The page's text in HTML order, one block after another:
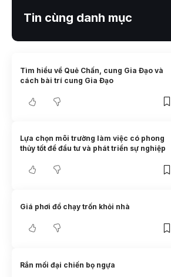
Tin cùng danh mục
Tìm hiểu về Quẻ Chấn, cung Gia Đạo và
cách bài trí cung Gia Đạo
Lựa chọn môi trường làm việc có phong
thủy tốt để đầu tư và phát triển sự nghiệp
Giá phơi đồ chạy trốn khỏi nhà
Rắn mối đại chiến bọ ngựa